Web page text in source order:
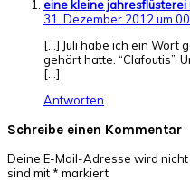
eine kleine jahresflüsterei
31. Dezember 2012 um
[…] Juli habe ich ein Wort
gehört hatte. “Clafoutis”.
[…]
Antworten
Schreibe einen Kommentar
Deine E-Mail-Adresse wird nicht
sind mit * markiert